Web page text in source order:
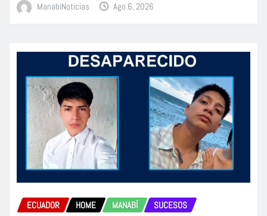
ManabiNoticias Ago 6, 2026
ECUADOR HOME MANABÍ SUCESOS